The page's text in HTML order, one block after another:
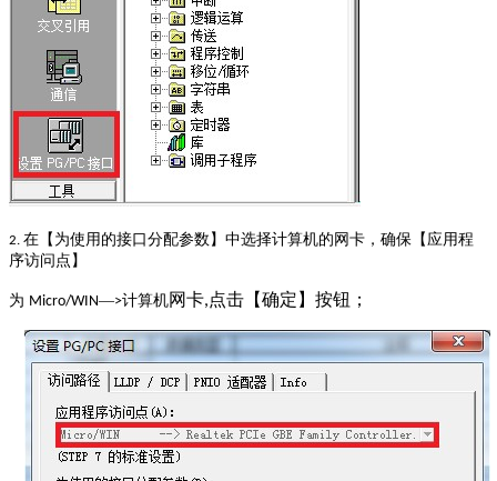
2. 在【为使用的接口分配参数】中选择计算机的网卡，确保【应用程
序访问点】
为 Micro/WIN—>计算机网卡,点击【确定】按钮；